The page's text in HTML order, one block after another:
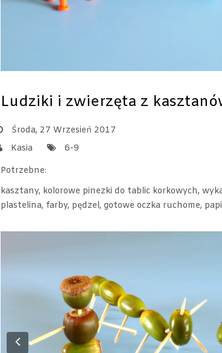
Ludziki i zwierzęta z
Środa, 27 Wrzesień 2017
Kasia
6-9
Potrzebne:
kasztany, kolorowe pinezki do tablic korkowych,
plastelina, farby, pędzel, gotowe oczka ruchome,
Previous